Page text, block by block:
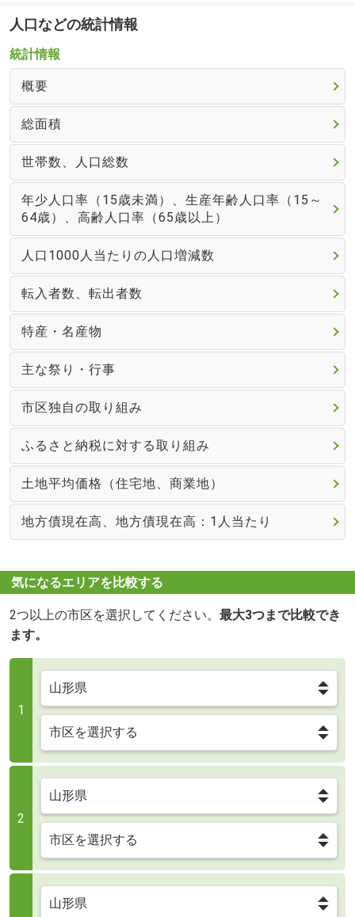
人口などの統計情報
統計情報
概要
総面積
世帯数、人口総数
年少人口率（15歳未満）、生産年齢人口率（15～
64歳）、高齢人口率（65歳以上）
人口1000人当たりの人口増減数
転入者数、転出者数
特産・名産物
主な祭り・行事
市区独自の取り組み
ふるさと納税に対する取り組み
土地平均価格（住宅地、商業地）
地方債現在高、地方債現在高：1人当たり
気になるエリアを比較する
2つ以上の市区を選択してください。 最大3つまで比較でき
ます。
1
2